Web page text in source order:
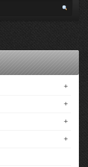
+
+
+
+